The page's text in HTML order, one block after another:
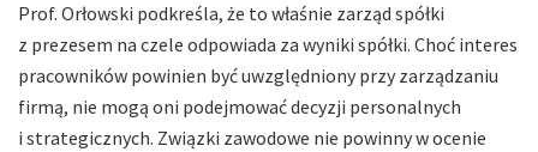
Prof. Orłowski podkreśla, że to właśnie zarząd spółki
z prezesem na czele odpowiada za wyniki spółki. Choć interes
pracowników powinien być uwzględniony przy zarządzaniu
firmą, nie mogą oni podejmować decyzji personalnych
i strategicznych. Związki zawodowe nie powinny w ocenie